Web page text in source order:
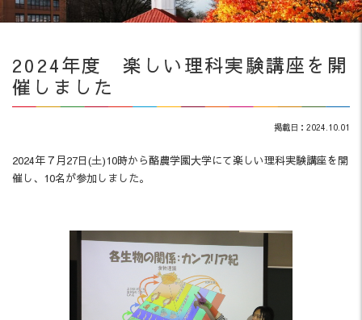
2024年度 楽しい理科実験講座を開
催しました
掲載日：2024.10.01
2024年７月27日(土)10時から酪農学園大学にて楽しい理科実験講座を開
催し、10名が参加しました。